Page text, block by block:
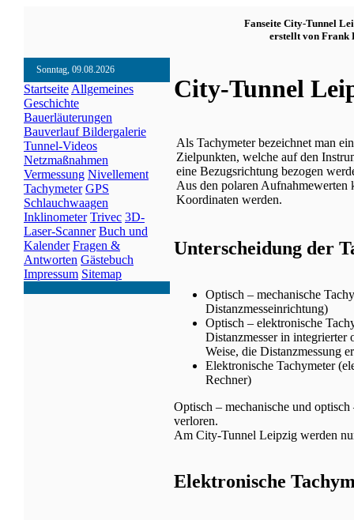
Fanseite City-Tunnel
erstellt von Frank
Sonntag, 09.08.2026
Startseite Allgemeines
Geschichte
Bauerläuterungen
BauverlaufBildergalerie
Tunnel-Videos
Netzmaßnahmen
Vermessung Nivellement
Tachymeter GPS
Schlauchwaagen
Inklinometer Trivec 3D-
Laser-Scanner Buch und
Kalender Fragen &
Antworten Gästebuch
Impressum Sitemap
City-Tunnel
Als Tachymeter bezeichnet man
Zielpunkten, welche auf den
eine Bezugsrichtung bezogen
Aus den polaren
Koordinaten werden.
Unterscheidung der
Optisch – mechanische
Distanzmesseinrichtung)
Optisch – elektronische
Distanzmesser in
Weise, die Distanzmessung
Elektronische Tachymeter
Rechner)
Optisch – mechanische und
verloren.
Am City-Tunnel Leipzig werden
Elektronische